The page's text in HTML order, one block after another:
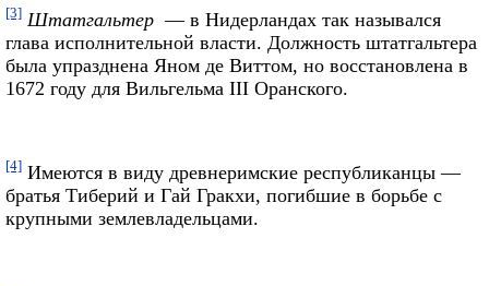
[3] Штатгальтер — в Нидерландах так назывался
глава исполнительной власти. Должность штатгальтера
была упразднена Яном де Виттом, но восстановлена в
1672 году для Вильгельма III Оранского.
[4] Имеются в виду древнеримские республиканцы —
братья Тиберий и Гай Гракхи, погибшие в борьбе с
крупными землевладельцами.